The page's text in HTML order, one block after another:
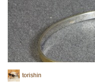
torishin